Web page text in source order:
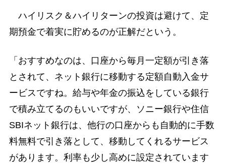
ハイリスク＆ハイリターンの投資は避けて、定
期預金で着実に貯めるのが正解だという。
「おすすめなのは、口座から毎月一定額が引き落
とされて、ネット銀行に移動する定額自動入金サ
ービスですね。給与や年金の振込をしている銀行
で積み立てるのもいいですが、ソニー銀行や住信
SBIネット銀行は、他行の口座からも自動的に手数
料無料で引き落として、移動してくれるサービス
があります。利率も少し高めに設定されています